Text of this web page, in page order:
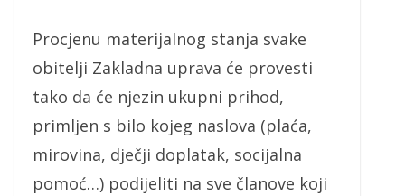
Procjenu materijalnog stanja svake
obitelji Zakladna uprava će provesti
tako da će njezin ukupni prihod,
primljen s bilo kojeg naslova (plaća,
mirovina, dječji doplatak, socijalna
pomoć…) podijeliti na sve članove koji